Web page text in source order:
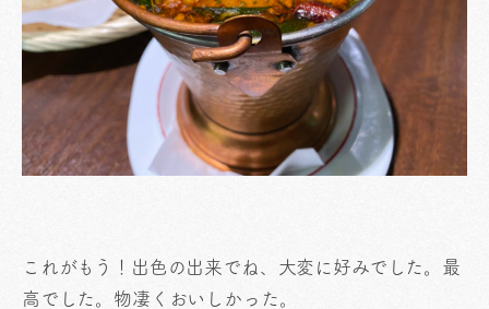
これがもう！出色の出来でね、大変に好みでした。最
高でした。物凄くおいしかった。